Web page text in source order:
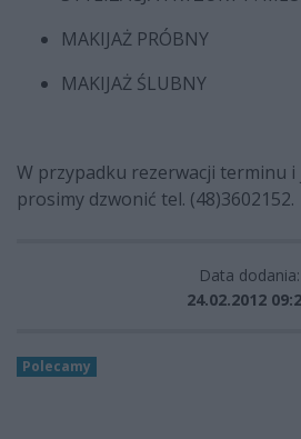
MAKIJAŻ PRÓBNY
MAKIJAŻ ŚLUBNY
W przypadku rezerwacji terminu
prosimy dzwonić tel. (48)3602152.
Data dodania:
24.02.2012
Polecamy